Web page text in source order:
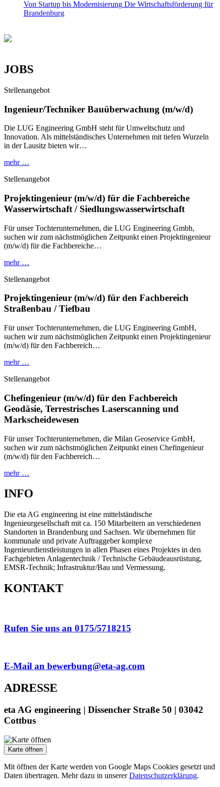
Von Startup bis Modernisierung Die Wirtschaftsförderung für
Brandenburg
JOBS
Stellenangebot
Ingenieur/Techniker Bauüberwachung (m/w/d)
Die LUG Engineering GmbH steht für Umweltschutz und
Innovation. Als mittelständisches Unternehmen mit tiefen Wurzeln
in der Lausitz bieten wir…
mehr …
Stellenangebot
Projektingenieur (m/w/d) für die Fachbereiche
Wasserwirtschaft / Siedlungswasserwirtschaft
Für unser Tochterunternehmen, die LUG Engineering Gmbh,
suchen wir zum nächstmöglichen Zeitpunkt einen Projektingenieur
(m/w/d) für die Fachbereiche…
mehr …
Stellenangebot
Projektingenieur (m/w/d) für den Fachbereich
Straßenbau / Tiefbau
Für unser Tochterunternehmen, die LUG Engineering GmbH,
suchen wir zum nächstmöglichen Zeitpunkt einen Projektingenieur
(m/w/d) für den Fachbereich…
mehr …
Stellenangebot
Chefingenieur (m/w/d) für den Fachbereich
Geodäsie, Terrestrisches Laserscanning und
Markscheidewesen
Für unser Tochterunternehmen, die Milan Geoservice GmbH,
suchen wir zum nächstmöglichen Zeitpunkt einen Chefingenieur
(m/w/d) für den Fachbereich…
mehr …
INFO
Die eta AG engineering ist eine mittelständische
Ingenieurgesellschaft mit ca. 150 Mitarbeitern an verschiedenen
Standorten in Brandenburg und Sachsen. Wir übernehmen für
kommunale und private Auftraggeber komplexe
Ingenieurdienstleistungen in allen Phasen eines Projektes in den
Fachgebieten Anlagentechnik / Technische Gebäudeausrüstung,
EMSR-Technik; Infrastruktur/Bau und Vermessung.
KONTAKT
Rufen Sie uns an 0175/5718215
E-Mail an bewerbung@eta-ag.com
ADRESSE
eta AG engineering | Dissencher Straße 50 | 03042
Cottbus
Karte öffnen
Mit öffnen der Karte werden von Google Maps Cookies gesetzt und
Daten übertragen. Mehr dazu in unsererDatenschutzerklärung.